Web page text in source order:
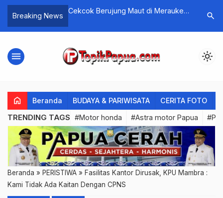
Breaking News
Muat 13 Ton Barang, Pesawat
Wamena
Carasearch
menu light_mode
home Beranda BUDAYA & PARIWISATA CERITA FOTO
TRENDING TAGS #Motor honda #Astra motor Papua
Beranda » PERISTIWA » Fasilitas Kantor Dirusak, KPU Mambra :
Kami Tidak Ada Kaitan Dengan CPNS